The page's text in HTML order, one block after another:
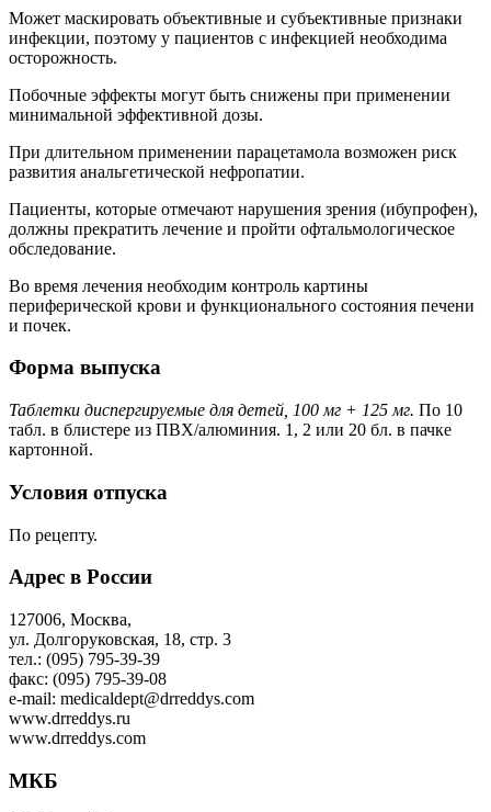
Может маскировать объективные и субъективные признаки
инфекции, поэтому у пациентов с инфекцией необходима
осторожность.
Побочные эффекты могут быть снижены при применении
минимальной эффективной дозы.
При длительном применении парацетамола возможен риск
развития анальгетической нефропатии.
Пациенты, которые отмечают нарушения зрения (ибупрофен),
должны прекратить лечение и пройти офтальмологическое
обследование.
Во время лечения необходим контроль картины
периферической крови и функционального состояния печени
и почек.
Форма выпуска
Таблетки диспергируемые для детей, 100 мг + 125 мг. По 10
табл. в блистере из ПВХ/алюминия. 1, 2 или 20 бл. в пачке
картонной.
Условия отпуска
По рецепту.
Адрес в России
127006, Москва,
ул. Долгоруковская, 18, стр. 3
тел.: (095) 795-39-39
факс: (095) 795-39-08
e-mail: medicaldept@drreddys.com
www.drreddys.ru
www.drreddys.com
МКБ